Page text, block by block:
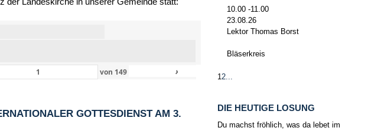
von 149 ›
GOTTESDIENST AM 3.
10.00 -11.00
23.08.26
Lektor Thomas Borst
Bläserkreis
12...
DIE HEUTIGE LOSUNG
Du machst fröhlich, was da lebet im